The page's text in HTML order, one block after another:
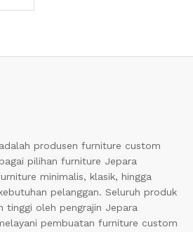
produsen furniture custom
pilihan furniture Jepara
minimalis, klasik, hingga
pelanggan. Seluruh produk
tinggi oleh pengrajin Jepara
pembuatan furniture custom